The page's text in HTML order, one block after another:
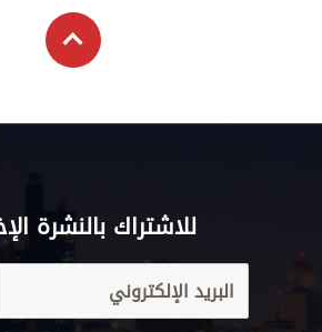
للاشتراك بالنشرة